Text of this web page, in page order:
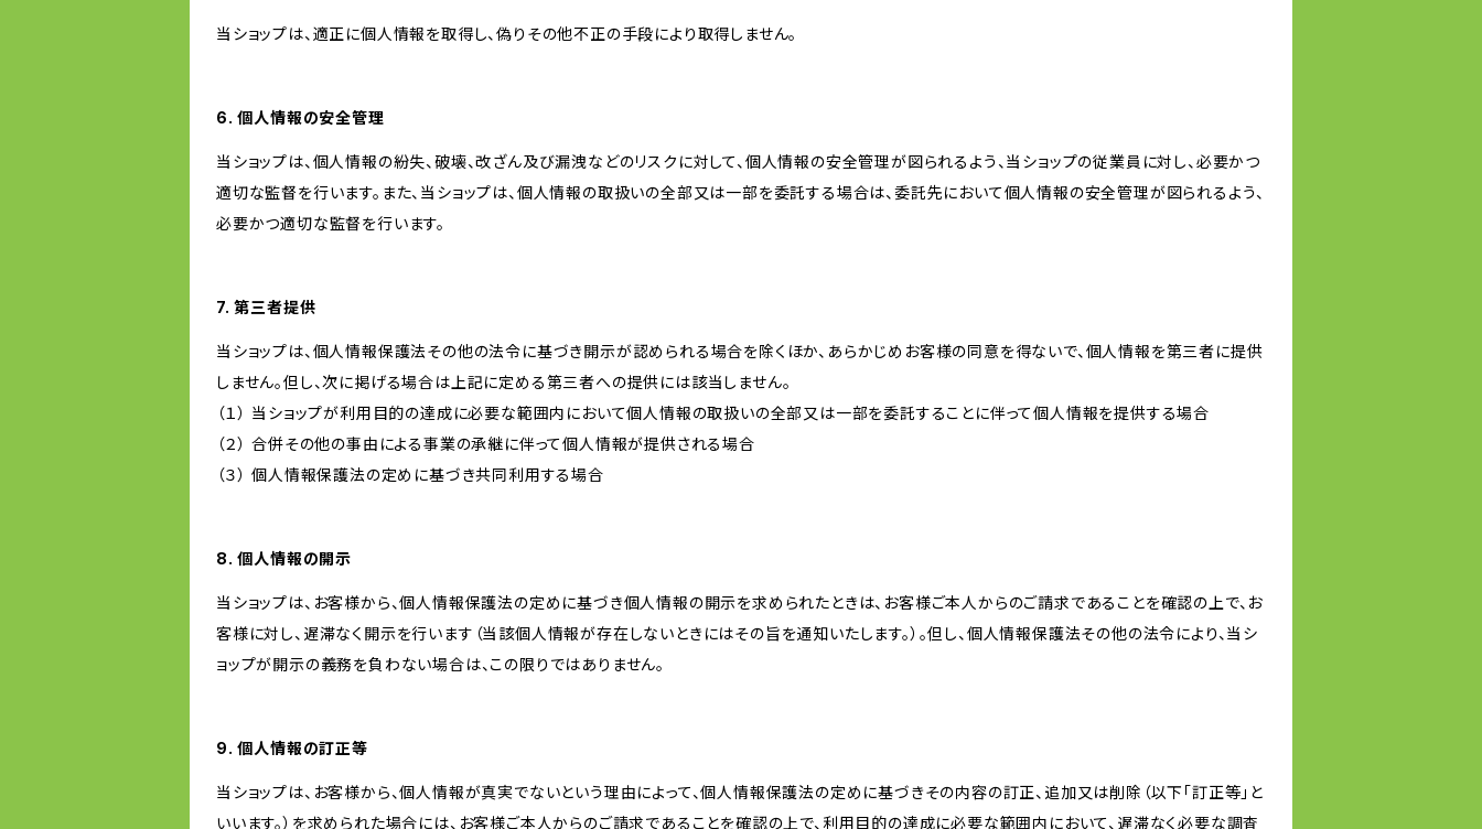
当ショップは、適正に個人情報を取得し、偽りその他不正の手段により取得しません。
6. 個人情報の安全管理
当ショップは、個人情報の紛失、破壊、改ざん及び漏洩などのリスクに対して、個人情報の安全管理が図られるよう、当ショップの従業員に対し、必要かつ
適切な監督を行います。また、当ショップは、個人情報の取扱いの全部又は一部を委託する場合は、委託先において個人情報の安全管理が図られるよう、
必要かつ適切な監督を行います。
7. 第三者提供
当ショップは、個人情報保護法その他の法令に基づき開示が認められる場合を除くほか、あらかじめお客様の同意を得ないで、個人情報を第三者に提供
しません。但し、次に掲げる場合は上記に定める第三者への提供には該当しません。
（１） 当ショップが利用目的の達成に必要な範囲内において個人情報の取扱いの全部又は一部を委託することに伴って個人情報を提供する場合
（２） 合併その他の事由による事業の承継に伴って個人情報が提供される場合
（３） 個人情報保護法の定めに基づき共同利用する場合
8. 個人情報の開示
当ショップは、お客様から、個人情報保護法の定めに基づき個人情報の開示を求められたときは、お客様ご本人からのご請求であることを確認の上で、お
客様に対し、遅滞なく開示を行います（当該個人情報が存在しないときにはその旨を通知いたします。）。但し、個人情報保護法その他の法令により、当シ
ョップが開示の義務を負わない場合は、この限りではありません。
9. 個人情報の訂正等
当ショップは、お客様から、個人情報が真実でないという理由によって、個人情報保護法の定めに基づきその内容の訂正、追加又は削除（以下「訂正等」と
いいます。）を求められた場合には、お客様ご本人からのご請求であることを確認の上で、利用目的の達成に必要な範囲内において、遅滞なく必要な調査